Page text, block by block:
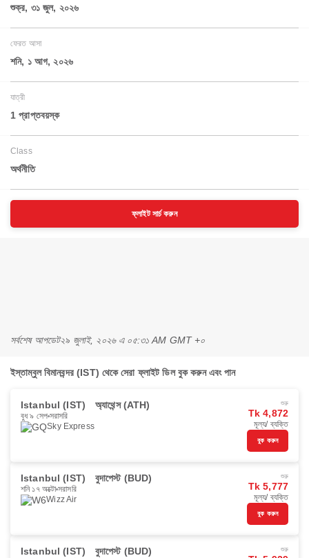
শুক্র, ৩১ জুল, ২০২৬
ফেরত আসা
শনি, ১ আগ, ২০২৬
যাত্রী
1 প্রাপ্তবয়স্ক
Class
অর্থনীতি
ফ্লাইট সার্চ করুন
সর্বশেষ আপডেট২৯ জুলাই, ২০২৬ এ ০৫:৩১ AM GMT +০
ইস্তাম্বুল বিমানবন্দর (IST) থেকে সেরা ফ্লাইট ডিল বুক করুন এবং পান
Istanbul (IST) অ্যাথেন্স (ATH)
বুধ ৯ সেপ সরাসরি
Sky Express
শুরু
Tk 4,872
মূল্য/ ব্যক্তি
বুক করুন
Istanbul (IST) বুদাপেস্ট (BUD)
শনি ১৭ অক্টো সরাসরি
Wizz Air
শুরু
Tk 5,777
মূল্য/ ব্যক্তি
বুক করুন
Istanbul (IST) বুদাপেস্ট (BUD) শুরু